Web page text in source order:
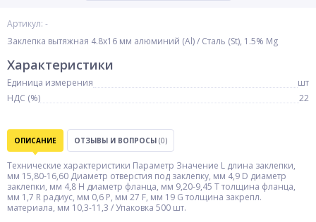
Артикул: -
Заклепка вытяжная 4.8х16 мм алюминий (Al) / Cталь (St), 1.5% Mg
Характеристики
Единица измерения
шт
НДС (%)
22
ОПИСАНИЕ ОТЗЫВЫ И ВОПРОСЫ (0)
Технические характеристики Параметр Значение L длина заклепки,
мм 15,80-16,60 Диаметр отверстия под заклепку, мм 4,9 D диаметр
заклепки, мм 4,8 H диаметр фланца, мм 9,20-9,45 T толщина фланца,
мм 1,7 R радиус, мм 0,6 Р, мм 27 F, мм 19 G толщина закрепл.
материала, мм 10,3-11,3 / Упаковка 500 шт.